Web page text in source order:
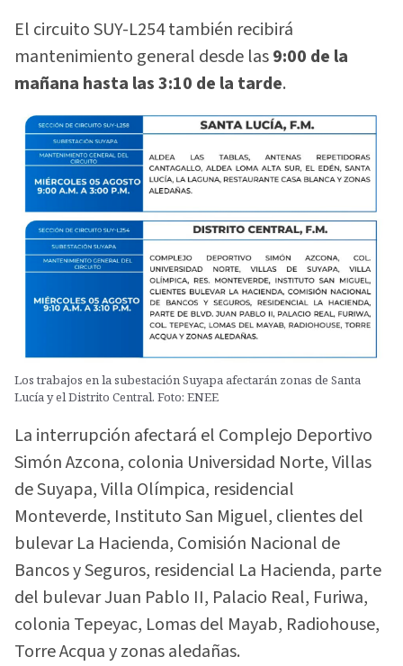
El circuito SUY-L254 también recibirá
mantenimiento general desde las9:00 de la
mañana hasta las 3:10 de la tarde.
Los trabajos en la subestación Suyapa afectarán zonas de Santa
Lucía y el Distrito Central. Foto: ENEE
La interrupción afectará el Complejo Deportivo
Simón Azcona, colonia Universidad Norte, Villas
de Suyapa, Villa Olímpica, residencial
Monteverde, Instituto San Miguel, clientes del
bulevar La Hacienda, Comisión Nacional de
Bancos y Seguros, residencial La Hacienda, parte
del bulevar Juan Pablo II, Palacio Real, Furiwa,
colonia Tepeyac, Lomas del Mayab, Radiohouse,
Torre Acqua y zonas aledañas.